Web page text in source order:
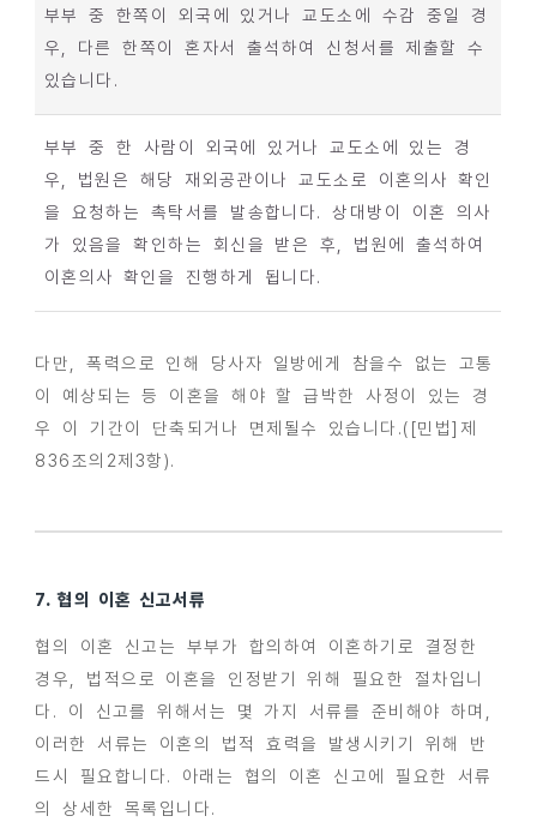
부부 중 한쪽이 외국에 있거나 교도소에 수감 중일 경
우, 다른 한쪽이 혼자서 출석하여 신청서를 제출할 수
있습니다.
부부 중 한 사람이 외국에 있거나 교도소에 있는 경
우, 법원은 해당 재외공관이나 교도소로 이혼의사 확인
을 요청하는 촉탁서를 발송합니다. 상대방이 이혼 의사
가 있음을 확인하는 회신을 받은 후, 법원에 출석하여
이혼의사 확인을 진행하게 됩니다.
다만, 폭력으로 인해 당사자 일방에게 참을수 없는 고통
이 예상되는 등 이혼을 해야 할 급박한 사정이 있는 경
우 이 기간이 단축되거나 면제될수 있습니다.([민법]제
836조의2제3항).
7. 협의 이혼 신고서류
협의 이혼 신고는 부부가 합의하여 이혼하기로 결정한
경우, 법적으로 이혼을 인정받기 위해 필요한 절차입니
다. 이 신고를 위해서는 몇 가지 서류를 준비해야 하며,
이러한 서류는 이혼의 법적 효력을 발생시키기 위해 반
드시 필요합니다. 아래는 협의 이혼 신고에 필요한 서류
의 상세한 목록입니다.